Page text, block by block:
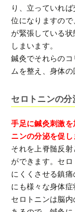
り、立っていれ
位になりますの
が緊張している
しまいます。
鍼灸でそれらの
ムを整え、身体の
セロトニンの
手足に鍼灸刺激
ニンの分泌を促し
それを上脊髄反
ができます。セ
にくくさせる鎮
にも様々な身体症
セロトニンは脳